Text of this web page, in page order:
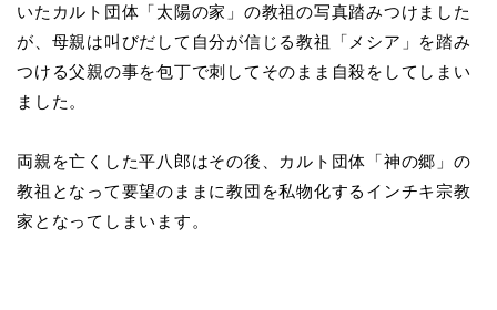
いたカルト団体「太陽の家」の教祖の写真踏みつけました
が、母親は叫びだして自分が信じる教祖「メシア」を踏み
つける父親の事を包丁で刺してそのまま自殺をしてしまい
ました。
両親を亡くした平八郎はその後、カルト団体「神の郷」の
教祖となって要望のままに教団を私物化するインチキ宗教
家となってしまいます。